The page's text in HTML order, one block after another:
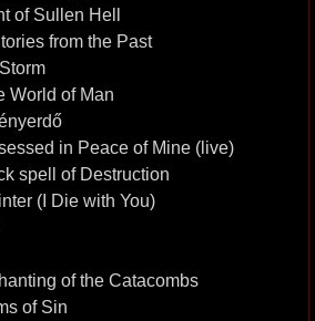
of Sullen Hell
from the Past
World of Man
in Peace of Mine (live)
spell of Destruction
(I Die with You)
of the Catacombs
of Sin